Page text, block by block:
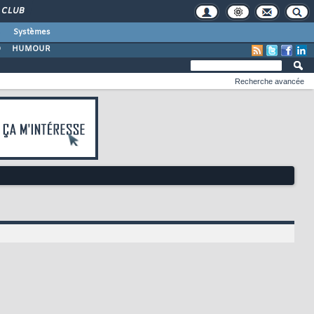
CLUB
Systèmes
HUMOUR
Recherche avancée